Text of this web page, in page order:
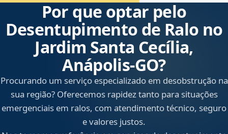
Por que optar pelo
Desentupimento de Ralo no
Jardim Santa Cecília,
Anápolis‑GO?
Procurando um serviço especializado em desobstrução na
sua região? Oferecemos rapidez tanto para situações
emergenciais em ralos, com atendimento técnico, seguro
e valores justos.